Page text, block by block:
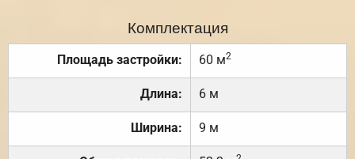
Комплектация
Площадь застройки: 60 м2
Длина: 6 м
Ширина: 9 м